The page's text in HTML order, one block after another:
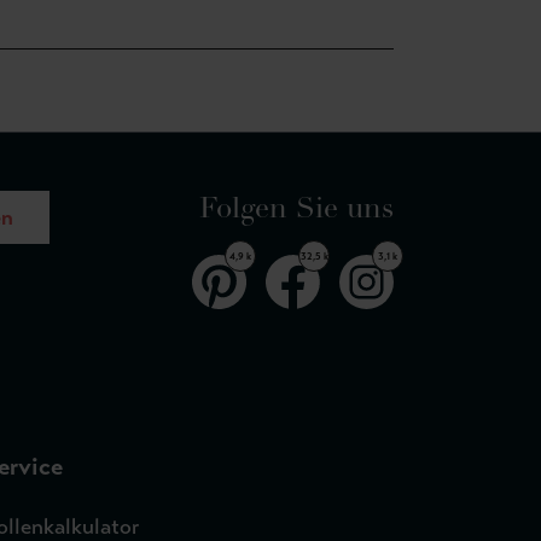
Folgen Sie uns
4,9 k 32,5 k 3,1 k